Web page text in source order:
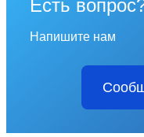
Есть
Напишите нам